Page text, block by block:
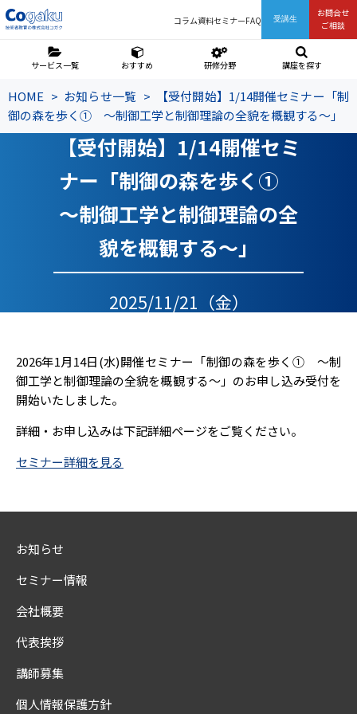
コラム資料セミナーFAQ 受講生
お問合せ
ご相談
サービス一覧 おすすめ 研修分野 講座を探す
HOME お知らせ一覧
【受付開始】1/14開催セミナー「制
御の森を歩く① ～制御工学と制御理論の全貌を概観する～」
【受付開始】1/14開催セミ
ナー「制御の森を歩く①
～制御工学と制御理論の全
貌を概観する～」
2025/11/21（金）
2026年1月14日(水)開催セミナー「制御の森を歩く① ～制
御工学と制御理論の全貌を概観する～」のお申し込み受付を
開始いたしました。
詳細・お申し込みは下記詳細ページをご覧ください。
セミナー詳細を見る
お知らせ
セミナー情報
会社概要
代表挨拶
講師募集
個人情報保護方針